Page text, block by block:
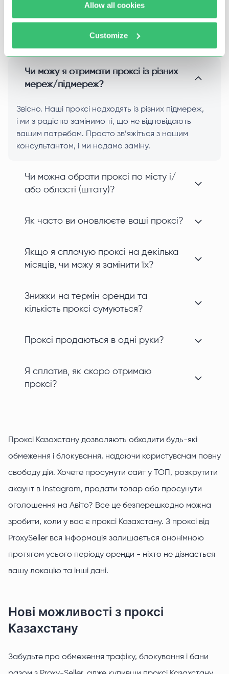
Allow all cookies
Customize
Часті питання
Чи можу я отримати проксі із різних
мереж/підмереж?
Звісно. Наші проксі надходять із різних підмереж,
і ми з радістю замінимо ті, що не відповідають
вашим потребам. Просто зв’яжіться з нашим
консультантом, і ми надамо заміну.
Чи можна обрати проксі по місту і/
або області (штату)?
Як часто ви оновлюєте ваші проксі?
Якщо я сплачую проксі на декілька
місяців, чи можу я замінити їх?
Знижки на термін оренди та
кількість проксі сумуються?
Проксі продаються в одні руки?
Я сплатив, як скоро отримаю
проксі?
Проксі Казахстану дозволяють обходити будь-які
обмеження і блокування, надаючи користувачам повну
свободу дій. Хочете просунути сайт у ТОП, розкрутити
акаунт в Instagram, продати товар або просунути
оголошення на Авіто? Все це безперешкодно можна
зробити, коли у вас є проксі Казахстану. З проксі від
ProxySeller вся інформація залишається анонімною
протягом усього періоду оренди - ніхто не дізнається
вашу локацію та інші дані.
Нові можливості з проксі
Казахстану
Забудьте про обмеження трафіку, блокування і бани